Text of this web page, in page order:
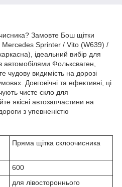
Замовте Бош щітки
Sprinter / Vito (W639) /
ідеальний вибір для
автомобілями Фольксваген,
чудову видимість на дорозі
Довговічні та ефективні, ці
чисте скло для
якісні автозапчастини на
з упевненістю
Пряма щітка склоочисника
600
для лівостороннього